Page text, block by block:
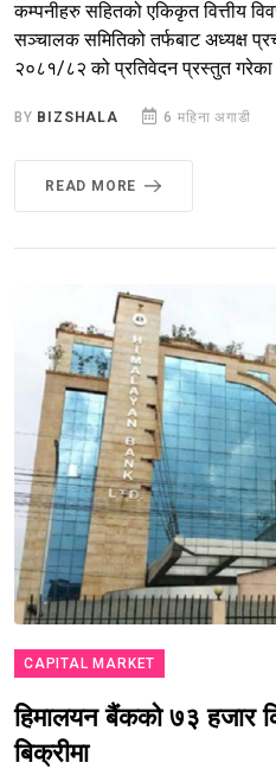
कम्पनीहरु सहितको एकिकृत वित्तीय
सञ्चालक समितिको तर्फबाट अध्यक्ष
२०८१/८२ को प्रतिवेदन प्रस्तुत गरेका
BY BIZSHALA 6 महिना अगाडी
READ MORE
CAPITAL MARKET
हिमालयन बैंकको ७३ हजार
बिक्रीमा